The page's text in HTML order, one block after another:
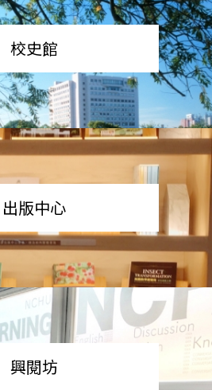
校史館
出版中心
興閱坊